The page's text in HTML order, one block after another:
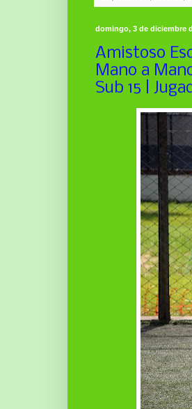
domingo, 3 de diciembre
Amistoso
Mano a
Sub 15 |